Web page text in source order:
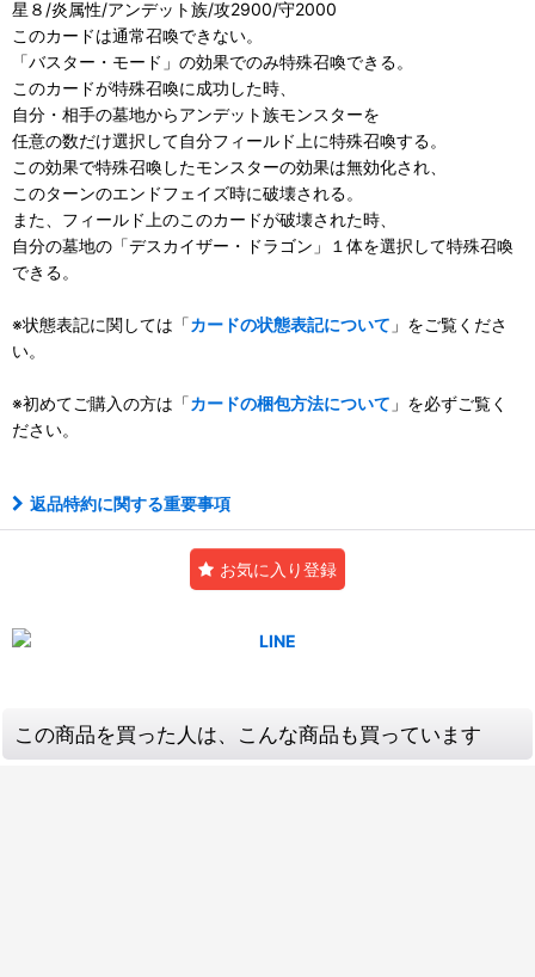
星８/炎属性/アンデット族/攻2900/守2000
このカードは通常召喚できない。
「バスター・モード」の効果でのみ特殊召喚できる。
このカードが特殊召喚に成功した時、
自分・相手の墓地からアンデット族モンスターを
任意の数だけ選択して自分フィールド上に特殊召喚する。
この効果で特殊召喚したモンスターの効果は無効化され、
このターンのエンドフェイズ時に破壊される。
また、フィールド上のこのカードが破壊された時、
自分の墓地の「デスカイザー・ドラゴン」１体を選択して特殊召喚
できる。
※状態表記に関しては「カードの状態表記について 」をご覧くださ
い。
※初めてご購入の方は「カードの梱包方法について 」を必ずご覧く
ださい。
返品特約に関する重要事項
お気に入り登録
この商品を買った人は、こんな商品も買っています